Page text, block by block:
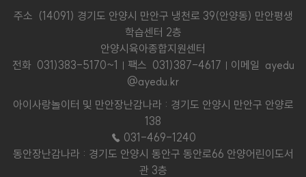
주소 (14091) 경기도 안양시 만안구 냉천로 39(안양동) 만안평생
학습센터 2층
안양시육아종합지원센터
전화 031)383-5170~1 팩스 031)387-4617
이메일 ayedu
@ayedu.kr
아이사랑놀이터 및 만안장난감나라 : 경기도 안양시 만안구 안양로
138
☎ 031-469-1240
동안장난감나라 : 경기도 안양시 동안구 동안로66 안양어린이도서
관 3층